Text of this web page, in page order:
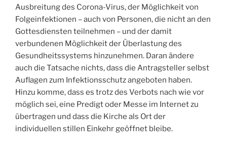
Ausbreitung des Corona-Virus, der Möglichkeit von
Folgeinfektionen – auch von Personen, die nicht an den
Gottesdiensten teilnehmen – und der damit
verbundenen Möglichkeit der Überlastung des
Gesundheitssystems hinzunehmen. Daran ändere
auch die Tatsache nichts, dass die Antragsteller selbst
Auflagen zum Infektionsschutz angeboten haben.
Hinzu komme, dass es trotz des Verbots nach wie vor
möglich sei, eine Predigt oder Messe im Internet zu
übertragen und dass die Kirche als Ort der
individuellen stillen Einkehr geöffnet bleibe.